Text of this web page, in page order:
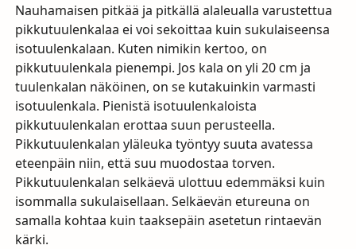
Nauhamaisen pitkää ja pitkällä alaleualla varustettua
pikkutuulenkalaa ei voi sekoittaa kuin sukulaiseensa
isotuulenkalaan. Kuten nimikin kertoo, on
pikkutuulenkala pienempi. Jos kala on yli 20 cm ja
tuulenkalan näköinen, on se kutakuinkin varmasti
isotuulenkala. Pienistä isotuulenkaloista
pikkutuulenkalan erottaa suun perusteella.
Pikkutuulenkalan yläleuka työntyy suuta avatessa
eteenpäin niin, että suu muodostaa torven.
Pikkutuulenkalan selkäevä ulottuu edemmäksi kuin
isommalla sukulaisellaan. Selkäevän etureuna on
samalla kohtaa kuin taaksepäin asetetun rintaevän
kärki.